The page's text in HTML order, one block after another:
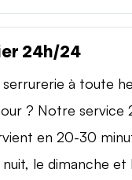
24h/24
à toute
? Notre service
en 20-30
le dimanche et